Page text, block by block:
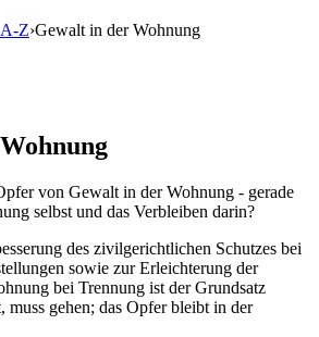
Z›Gewalt in der Wohnung
von Gewalt in der Wohnung - gerade
selbst und das Verbleiben darin?
des zivilgerichtlichen Schutzes bei
sowie zur Erleichterung der
bei Trennung ist der Grundsatz
muss gehen; das Opfer bleibt in der